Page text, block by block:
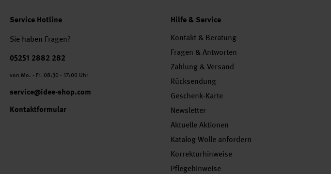
Service Hotline
Sie haben Fragen?
Telefonnummer
05251 2882 282
von Mo. - Fr. 08:30 - 17:00 Uhr
service@idee-shop.com
Kontaktformular
Hilfe & Service
Kontakt & Beratung
Fragen & Antworten
Zahlung & Versand
Rücksendung
Geschenk-Karte
Newsletter
Aktuelle Aktionen
Katalog Wolle anfordern
Korrekturhinweise
Pflegehinweise